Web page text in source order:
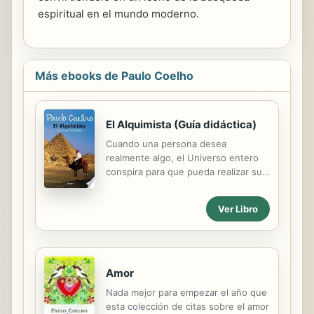
espiritual en el mundo moderno.
Más ebooks de Paulo Coelho
El Alquimista (Guía didáctica)
Cuando una persona desea
realmente algo, el Universo entero
conspira para que pueda realizar su
Alquimista. Edición para estudiantes,
las claves para orientar y estimular tu
lectura del clásico de Paulo Coelho.
que un día abandonó su rebaño para
enriquecedor viaje por las arenas del
Ver Libro
Amor
Nada mejor para empezar el año que
esta colección de citas sobre el amor